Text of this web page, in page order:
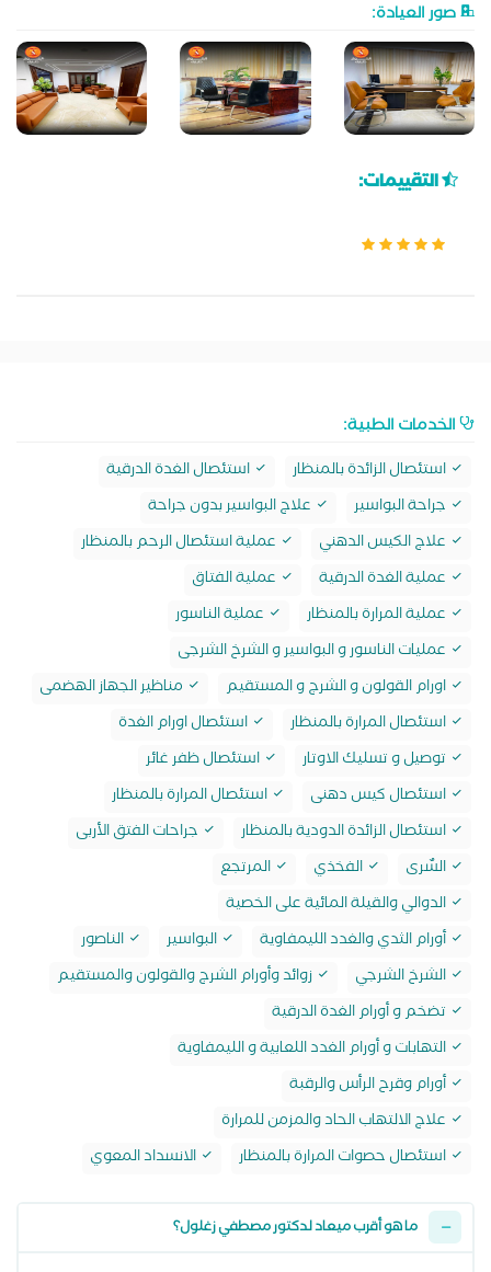
صور العيادة:
التقييمات:
الخدمات الطبية:
استئصال الزائدة بالمنظار
استئصال الغدة الدرقية
جراحة البواسير
علاج البواسير بدون جراحة
علاج الكيس الدهني
عملية استئصال الرحم بالمنظار
عملية الغدة الدرقية
عملية الفتاق
عملية المرارة بالمنظار
عملية الناسور
عمليات الناسور و البواسير و الشرخ الشرجى
اورام القولون و الشرج و المستقيم
مناظير الجهاز الهضمى
استئصال المرارة بالمنظار
استئصال اورام الغدة
توصيل و تسليك الاوتار
استئصال ظفر غائر
استئصال كيس دهنى
استئصال المرارة بالمنظار
استئصال الزائدة الدودية بالمنظار
جراحات الفتق الأربى
السٌرى
الفخذي
المرتجع
الدوالي والقيلة المائية على الخصية
أورام الثدي والغدد الليمفاوية
البواسير
الناصور
الشرخ الشرجي
زوائد وأورام الشرج والقولون والمستقيم
تضخم و أورام الغدة الدرقية
التهابات و أورام الغدد اللعابية و الليمفاوية
أورام وقرح الرأس والرقبة
علاج الالتهاب الحاد والمزمن للمرارة
استئصال حصوات المرارة بالمنظار
الانسداد المعوي
ما هو أقرب ميعاد لدكتور مصطفي زغلول؟